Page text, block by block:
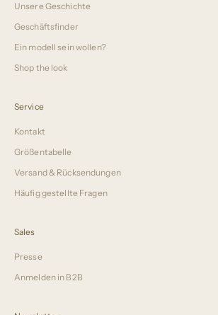
Unsere Geschichte
Geschäftsfinder
Ein modell sein wollen?
Shop the look
Service
Kontakt
Größentabelle
Versand & Rücksendungen
Häufig gestellte Fragen
Sales
Presse
Anmelden in B2B